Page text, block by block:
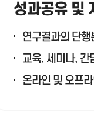
성과공유 및
연구결과의 단행
교육, 세미나, 간
온라인 및 오프